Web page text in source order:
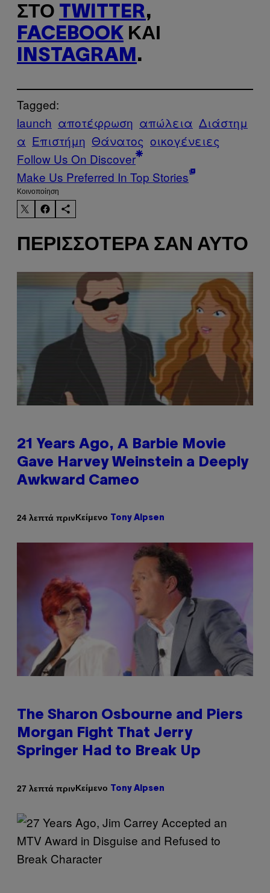
ΣΤΟ TWITTER,
FACEBOOK ΚΑΙ
INSTAGRAM .
Tagged:
launch αποτέφρωση απώλεια Διάστημ
α Επιστήμη Θάνατος οικογένειες
Follow Us On Discover
Make Us Preferred In Top Stories
Kοινοποίηση
ΠΕΡΙΣΣΌΤΕΡΑ ΣΑΝ ΑΥΤΌ
21 Years Ago, A Barbie Movie
Gave Harvey Weinstein a Deeply
Awkward Cameo
24 λεπτά πρινΚείμενο Tony Alpsen
The Sharon Osbourne and Piers
Morgan Fight That Jerry
Springer Had to Break Up
27 λεπτά πρινΚείμενο Tony Alpsen